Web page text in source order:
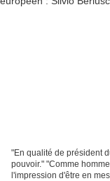
"En qualité de président
pouvoir." "Comme
l'impression d'être en